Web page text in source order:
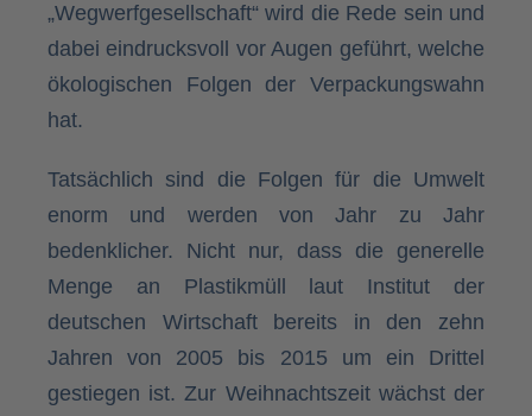
„Wegwerfgesellschaft“ wird die Rede sein und
dabei eindrucksvoll vor Augen geführt, welche
ökologischen Folgen der Verpackungswahn
hat.
Tatsächlich sind die Folgen für die Umwelt
enorm und werden von Jahr zu Jahr
bedenklicher. Nicht nur, dass die generelle
Menge an Plastikmüll laut Institut der
deutschen Wirtschaft bereits in den zehn
Jahren von 2005 bis 2015 um ein Drittel
gestiegen ist. Zur Weihnachtszeit wächst der